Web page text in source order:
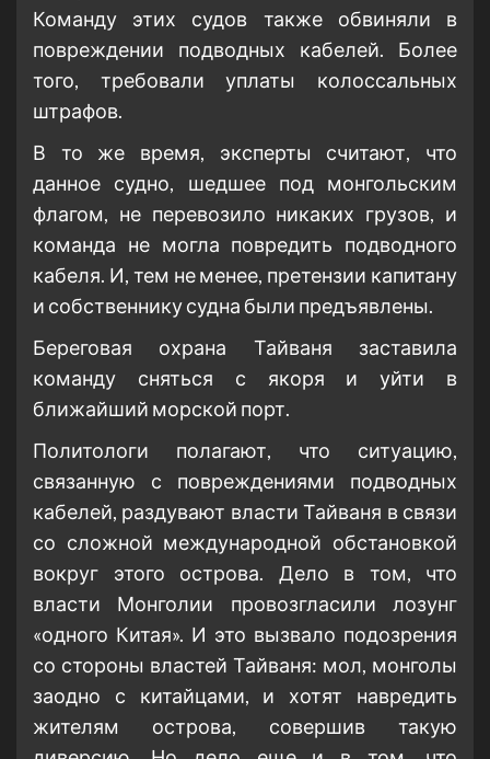
Команду этих судов также обвиняли в
повреждении подводных кабелей. Более
того, требовали уплаты колоссальных
штрафов.
В то же время, эксперты считают, что
данное судно, шедшее под монгольским
флагом, не перевозило никаких грузов, и
команда не могла повредить подводного
кабеля. И, тем не менее, претензии капитану
и собственнику судна были предъявлены.
Береговая охрана Тайваня заставила
команду сняться с якоря и уйти в
ближайший морской порт.
Политологи полагают, что ситуацию,
связанную с повреждениями подводных
кабелей, раздувают власти Тайваня в связи
со сложной международной обстановкой
вокруг этого острова. Дело в том, что
власти Монголии провозгласили лозунг
«одного Китая». И это вызвало подозрения
со стороны властей Тайваня: мол, монголы
заодно с китайцами, и хотят навредить
жителям острова, совершив такую